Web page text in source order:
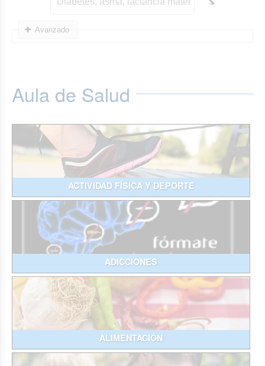
Avanzado
Aula de Salud
ACTIVIDAD FÍSICA Y DEPORTE
ADICCIONES
ALIMENTACIÓN